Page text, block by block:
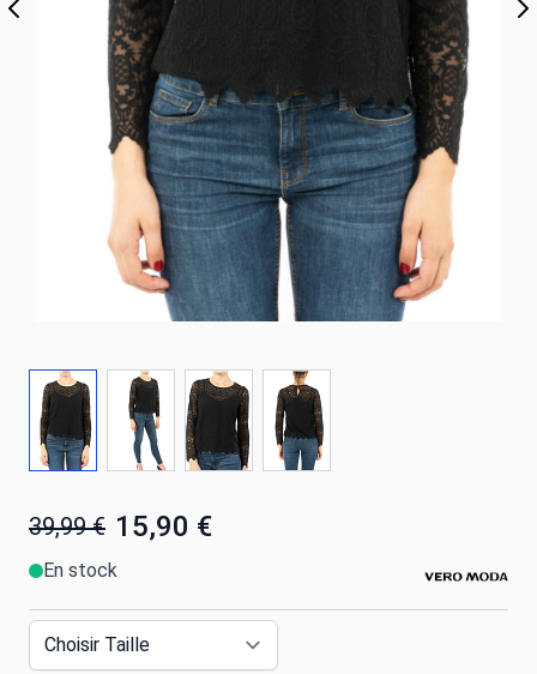
39,99 € 15,90 €
En stock